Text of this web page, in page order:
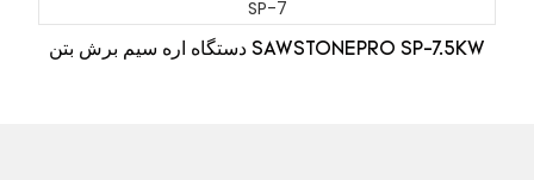
دستگاه اره سیم برش بتن SAWSTONEPRO SP-7.5KW